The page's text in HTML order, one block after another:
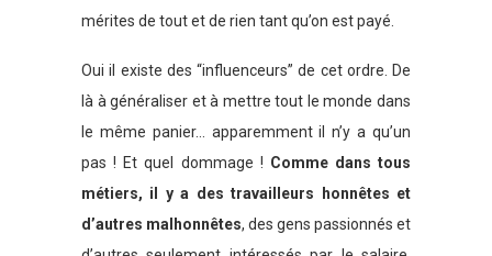
mérites de tout et de rien tant qu’on est payé.
Oui il existe des “influenceurs” de cet ordre. De
là à généraliser et à mettre tout le monde dans
le même panier… apparemment il n’y a qu’un
pas ! Et quel dommage ! Comme dans tous
métiers, il y a des travailleurs honnêtes et
d’autres malhonnêtes, des gens passionnés et